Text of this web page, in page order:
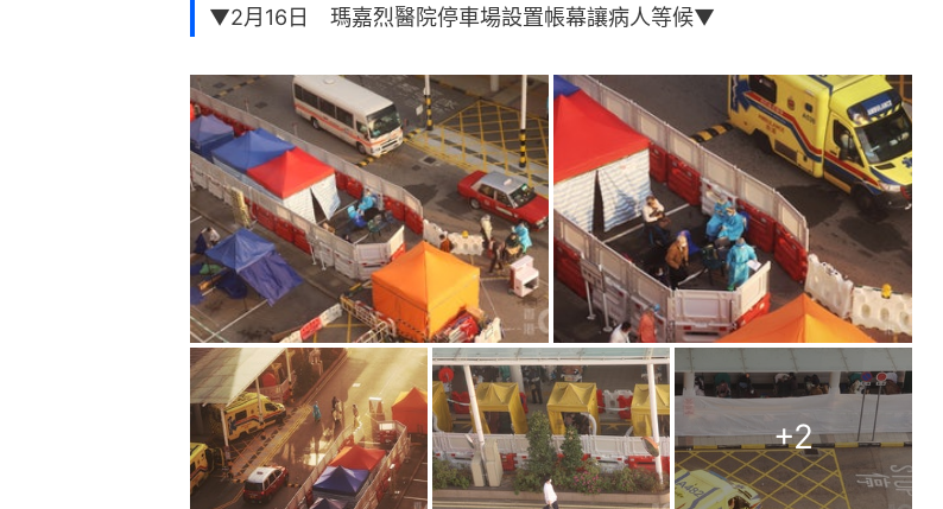
▼2月16日 瑪嘉烈醫院停車場設置帳幕讓病人等候▼
+2